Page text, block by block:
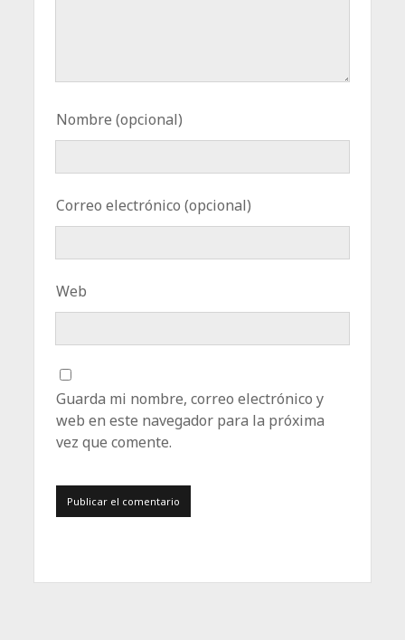
Nombre (opcional)
Correo electrónico (opcional)
Web
Guarda mi nombre, correo electrónico y
web en este navegador para la próxima
vez que comente.